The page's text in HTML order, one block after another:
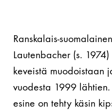
Ranskalais-
Lautenbacher (s.
keveistä muodoistaan
vuodesta 1999
esine on tehty käsin